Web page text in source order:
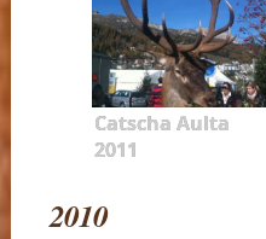
Catscha Aulta
2011
2010